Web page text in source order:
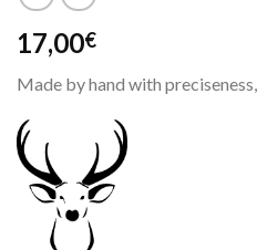
17,00€
Made by hand with